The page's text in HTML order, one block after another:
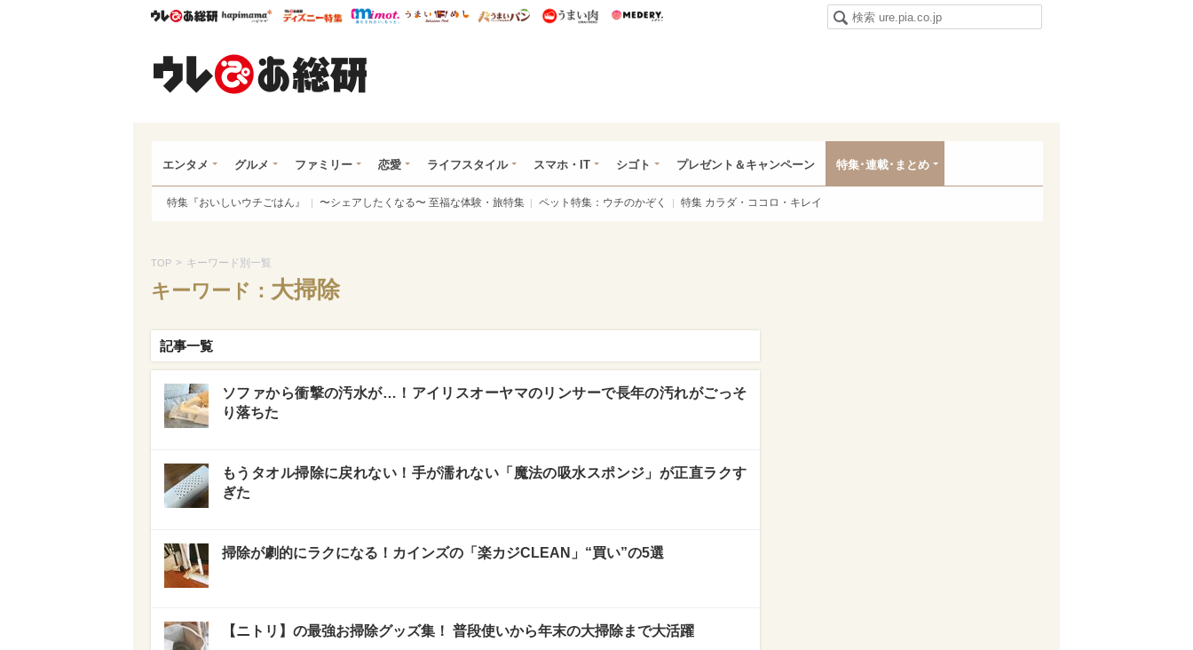
ウレぴあ総研ハピママ* ウレぴあ総研 ディズニー特集
mimot. うまいめし うまいパン うまい肉
エンタメ グルメ ファミリー 恋愛 ライフスタイル スマホ・IT シゴト プレゼント＆キャンペーン 特集･連載･まとめ
特集『おいしいウチごはん』 〜シェアしたくなる〜 至福な体験・旅特集 ペット特集：ウチのかぞく 特集 カラダ・ココロ・キレイ
TOP > キーワード別一覧
キーワード： 大掃除
記事一覧
ソファから衝撃の汚水が…！アイリスオーヤマのリンサーで長年の汚れがごっそ
り落ちた
もうタオル掃除に戻れない！手が濡れない「魔法の吸水スポンジ」が正直ラクす
ぎた
掃除が劇的にラクになる！カインズの「楽カジCLEAN」“買い”の5選
【ニトリ】の最強お掃除グッズ集！ 普段使いから年末の大掃除まで大活躍